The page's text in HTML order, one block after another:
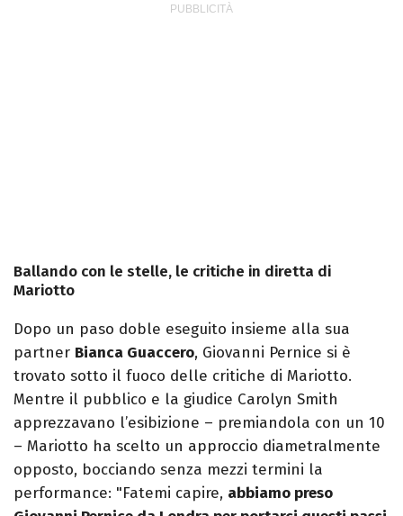
Ballando con le stelle, le critiche in diretta di
Mariotto
Dopo un paso doble eseguito insieme alla sua
partner Bianca Guaccero, Giovanni Pernice si è
trovato sotto il fuoco delle critiche di Mariotto.
Mentre il pubblico e la giudice Carolyn Smith
apprezzavano l’esibizione – premiandola con un 10
– Mariotto ha scelto un approccio diametralmente
opposto, bocciando senza mezzi termini la
performance: "Fatemi capire, abbiamo preso